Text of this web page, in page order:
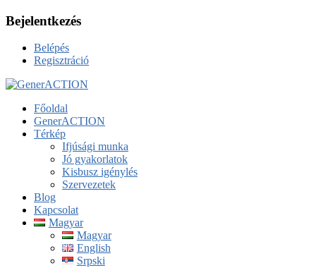
Bejelentkezés
Belépés
Regisztráció
Főoldal
GenerACTION
Térkép
Ifjúsági munka
Jó gyakorlatok
Kisbusz igénylés
Szervezetek
Blog
Kapcsolat
Magyar
Magyar
English
Srpski